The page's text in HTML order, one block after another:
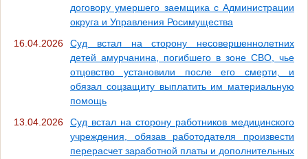
договору умершего заемщика с Администрации
округа и Управления Росимущества
16.04.2026
Суд встал на сторону несовершеннолетних
детей амурчанина, погибшего в зоне СВО, чье
отцовство установили после его смерти, и
обязал соцзащиту выплатить им материальную
помощь
13.04.2026
Суд встал на сторону работников медицинского
учреждения, обязав работодателя произвести
перерасчет заработной платы и дополнительных